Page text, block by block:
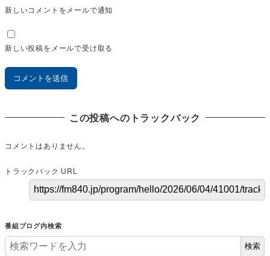
新しいコメントをメールで通知
新しい投稿をメールで受け取る
この投稿へのトラックバック
コメントはありません。
トラックバック URL
番組ブログ内検索
検索